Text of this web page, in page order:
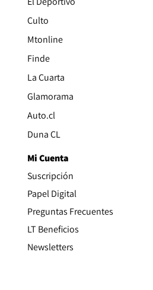
Culto
Mtonline
Finde
La Cuarta
Glamorama
Auto.clOpens in new window
Duna CLOpens in new window
window
window
Mi Cuenta
Suscripción
Papel DigitalOpens in new
Preguntas Frecuentes
LT Beneficios
Newsletters